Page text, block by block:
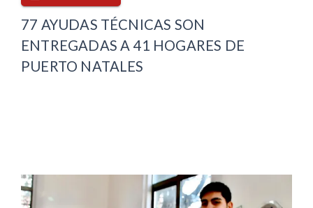
77 AYUDAS TÉCNICAS SON
ENTREGADAS A 41 HOGARES DE
PUERTO NATALES